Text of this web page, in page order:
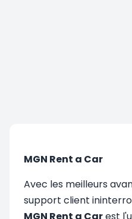
MGN Rent a Car
Avec les meilleurs
support client
MGN Rent a Carest